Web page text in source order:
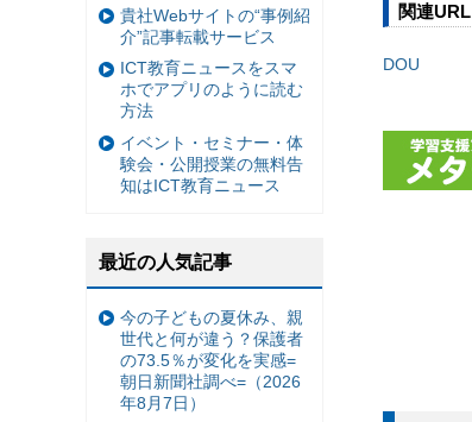
関連URL
DOU
貴社Webサイトの“事例紹
介”記事転載サービス
ICT教育ニュースをスマ
ホでアプリのように読む
方法
イベント・セミナー・体
験会・公開授業の無料告
知はICT教育ニュース
最近の人気記事
今の子どもの夏休み、親
世代と何が違う？保護者
の73.5％が変化を実感=
朝日新聞社調べ=（2026
年8月7日）